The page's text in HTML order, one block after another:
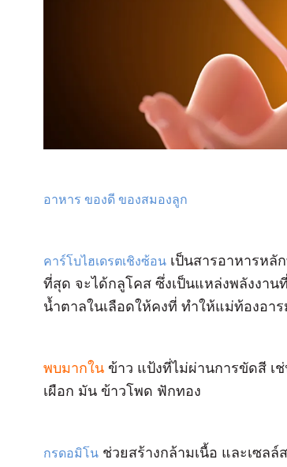
อาหาร ของดี ของสมองลูก
คาร์โบไฮเดรตเชิงซ้อน เป็นสารอาหารหลั
ที่สุด จะได้กลูโคส ซึ่งเป็นแหล่งพลังงา
น้ำตาลในเลือดให้คงที่ ทำให้แม่ท้องอ
พบมากใน ข้าว แป้งที่ไม่ผ่านการขัดสี เ
เผือก มัน ข้าวโพด ฟักทอง
กรดอมิโน ช่วยสร้างกล้ามเนื้อ และเซล